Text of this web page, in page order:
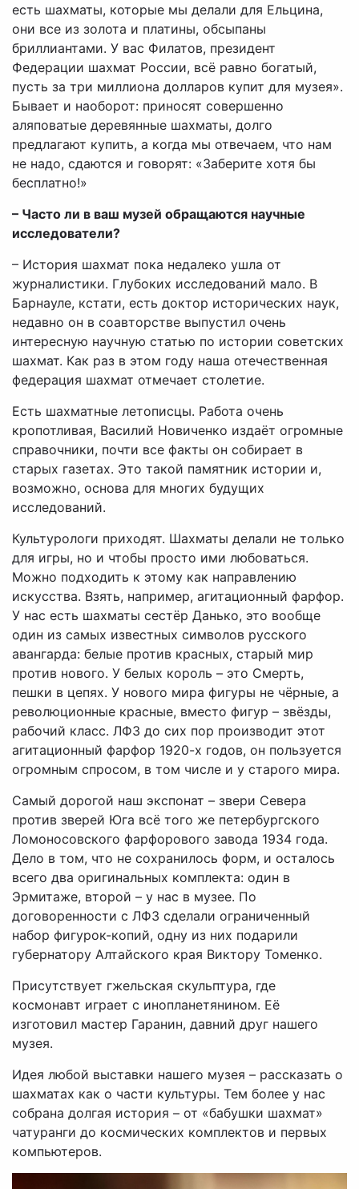
есть шахматы, которые мы делали для Ельцина,
они все из золота и платины, обсыпаны
бриллиантами. У вас Филатов, президент
Федерации шахмат России, всё равно богатый,
пусть за три миллиона долларов купит для музея».
Бывает и наоборот: приносят совершенно
аляповатые деревянные шахматы, долго
предлагают купить, а когда мы отвечаем, что нам
не надо, сдаются и говорят: «Заберите хотя бы
бесплатно!»
– Часто ли в ваш музей обращаются научные
исследователи?
– История шахмат пока недалеко ушла от
журналистики. Глубоких исследований мало. В
Барнауле, кстати, есть доктор исторических наук,
недавно он в соавторстве выпустил очень
интересную научную статью по истории советских
шахмат. Как раз в этом году наша отечественная
федерация шахмат отмечает столетие.
Есть шахматные летописцы. Работа очень
кропотливая, Василий Новиченко издаёт огромные
справочники, почти все факты он собирает в
старых газетах. Это такой памятник истории и,
возможно, основа для многих будущих
исследований.
Культурологи приходят. Шахматы делали не только
для игры, но и чтобы просто ими любоваться.
Можно подходить к этому как направлению
искусства. Взять, например, агитационный фарфор.
У нас есть шахматы сестёр Данько, это вообще
один из самых известных символов русского
авангарда: белые против красных, старый мир
против нового. У белых король – это Смерть,
пешки в цепях. У нового мира фигуры не чёрные, а
революционные красные, вместо фигур – звёзды,
рабочий класс. ЛФЗ до сих пор производит этот
агитационный фарфор 1920-х годов, он пользуется
огромным спросом, в том числе и у старого мира.
Самый дорогой наш экспонат – звери Севера
против зверей Юга всё того же петербургского
Ломоносовского фарфорового завода 1934 года.
Дело в том, что не сохранилось форм, и осталось
всего два оригинальных комплекта: один в
Эрмитаже, второй – у нас в музее. По
договоренности с ЛФЗ сделали ограниченный
набор фигурок-копий, одну из них подарили
губернатору Алтайского края Виктору Томенко.
Присутствует гжельская скульптура, где
космонавт играет с инопланетянином. Её
изготовил мастер Гаранин, давний друг нашего
музея.
Идея любой выставки нашего музея – рассказать о
шахматах как о части культуры. Тем более у нас
собрана долгая история – от «бабушки шахмат»
чатуранги до космических комплектов и первых
компьютеров.